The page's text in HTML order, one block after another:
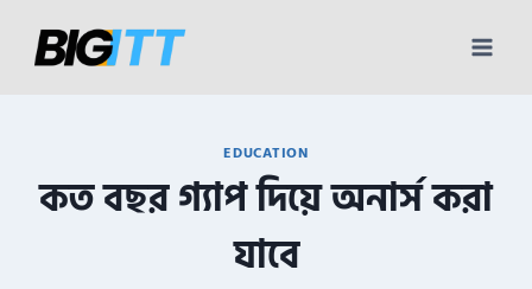
EDUCATION
কত বছর গ্যাপ দিয়ে অনার্স করা
যাবে